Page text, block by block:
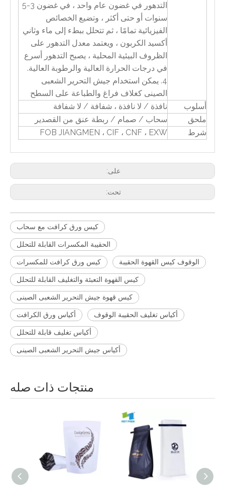
التدهور في غضون عام واحد ، في غضون 3-5
سنوات أو حتى أكثر ، وتضيع الخصائص
الفيزيائية تمامًا ، ثم تتحلل ببطء إلى ماء وثاني
أكسيد الكربون ، ويعتمد معدل التدهور على
الظروف البيئية المحلية ، يصبح التدهور أسرع
في درجات الحرارة العالية والرطوبة العالية.
4. يمكن استخدام جيش التحرير الشعبى
الصينى كغلاف فراغ والطباعة على السطح
أسلوب
نافذة / لا نافذة ، شفافة / لا شفافة
ملحق
سحاب / صمام / ربطة عنق من القصدير
شرط
FOB JIANGMEN ، CIF ، CNF ، EXW
على:
تحت:
كيس ورق كرافت مع سحاب
الحقيبة المكسرات القابلة للتحلل
كيس ورق كرافت للمكسرات الوقوف كيس القهوة الحقيبة
كيس القهوة التعبئة والتغليف القابلة للتحلل
كيس قهوة جيش التحرير الشعبى الصينى
أكياس ورق الكرافت أكياس تغليف الحقيبة الوقوف
أكياس تغليف قابلة للتحلل
أكياس جيش التحرير الشعبى الصينى
منتجات ذات صله